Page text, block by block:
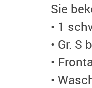
Sie
• 1
• Gr. S
•
•